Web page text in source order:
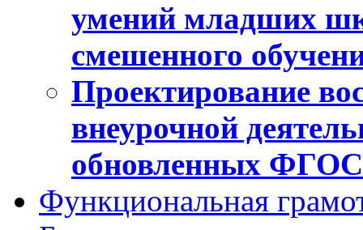
умений младших
смешенного
Проектирование
внеурочной
обновленных
Функциональная